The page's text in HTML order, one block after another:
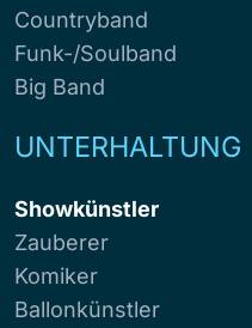
Countryband
Funk-/Soulband
Big Band
UNTERHALTUNG
Showkünstler
Zauberer
Komiker
Ballonkünstler